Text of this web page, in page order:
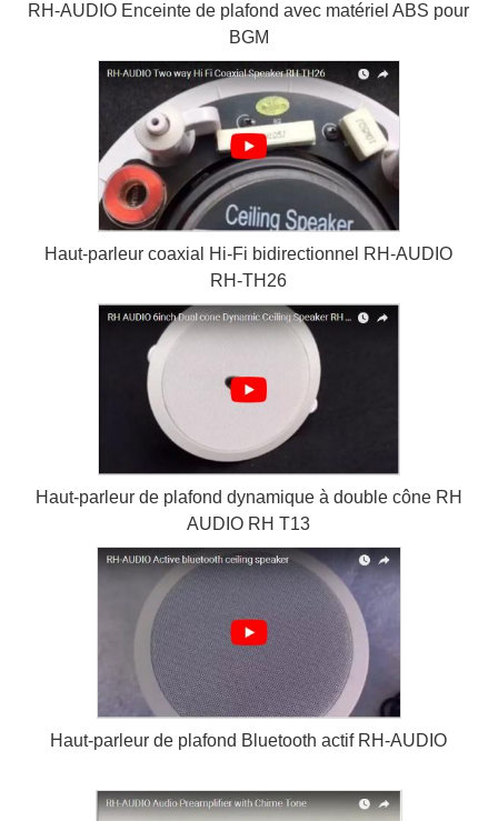
RH-AUDIO Enceinte de plafond avec matériel ABS pour
BGM
Haut-parleur coaxial Hi-Fi bidirectionnel RH-AUDIO
RH-TH26
Haut-parleur de plafond dynamique à double cône RH
AUDIO RH T13
Haut-parleur de plafond Bluetooth actif RH-AUDIO